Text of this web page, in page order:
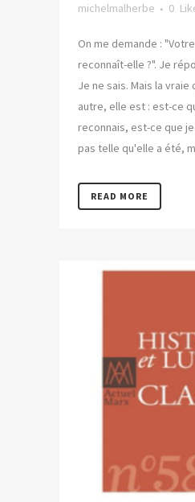
michelmalherbe
0
On me demande :
reconnaît-elle ?". Je
Je ne sais. Mais la
autre, elle est : est-ce
reconnais, est-ce que
pas telle qu'elle a été,
READ MORE